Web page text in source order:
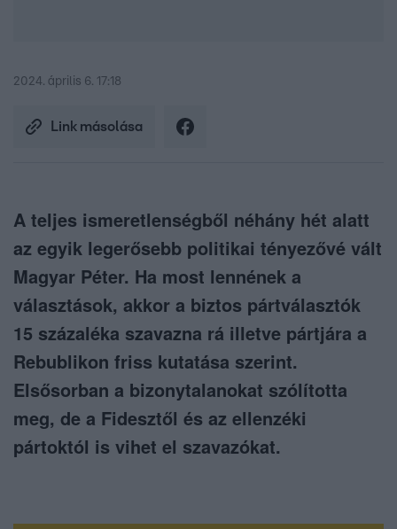
2024. április 6. 17:18
Link másolása
A teljes ismeretlenségből néhány hét alatt
az egyik legerősebb politikai tényezővé vált
Magyar Péter. Ha most lennének a
választások, akkor a biztos pártválasztók
15 százaléka szavazna rá illetve pártjára a
Rebublikon friss kutatása szerint.
Elsősorban a bizonytalanokat szólította
meg, de a Fidesztől és az ellenzéki
pártoktól is vihet el szavazókat.